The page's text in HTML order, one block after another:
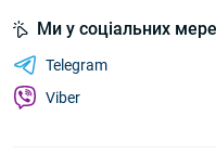
Ми у соціальних
Telegram
Viber